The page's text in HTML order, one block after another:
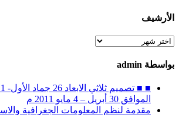
الأرشيف
الأرشيف
بواسطة admin
الموافق 30 أبريل – 4 مايو 2011 م